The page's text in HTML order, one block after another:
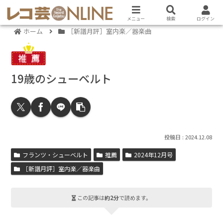
ホーム ［新譜月評］室内楽／器楽曲
19歳のシューベルト
2024.12.08
フランツ・シューベルト 推薦
2024年12月号
［新譜月評］室内楽／器楽曲
この記事は約2分で読めます。
メニュー 検索 ログイン